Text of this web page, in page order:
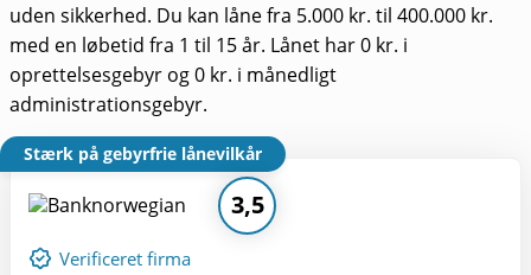
uden sikkerhed. Du kan låne fra 5.000 kr. til 400.000 kr.
med en løbetid fra 1 til 15 år. Lånet har 0 kr. i
oprettelsesgebyr og 0 kr. i månedligt
administrationsgebyr.
Stærk på gebyrfrie lånevilkår
3,5
Verificeret firma